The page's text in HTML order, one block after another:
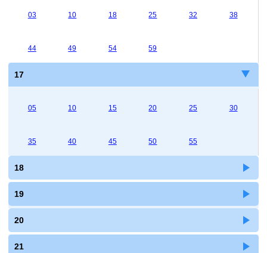
03 10 18 25 32 38
44 49 54 59
17
05 10 15 20 25 30
35 40 45 50 55
18
19
20
21